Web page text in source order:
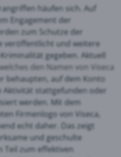
häufen sich. Auf
Engagement der
zum Schutze der
veröffentlicht und weitere
gegeben. Aktuell
den Namen von Viseca
behaupten, auf dem Konto
Aktivität stattgefunden oder
werden. Mit dem
Firmenlogo von Viseca,
echt daher. Das zeigt
und geschulte
Teil zum effektiven